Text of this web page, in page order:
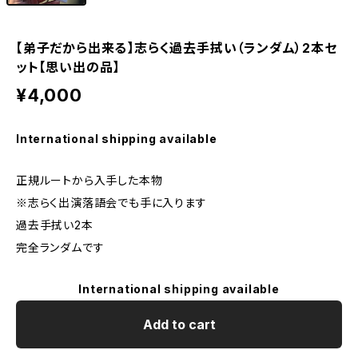
【弟子だから出来る】志らく過去手拭い（ランダム）2本セ
ット【思い出の品】
¥4,000
International shipping available
正規ルートから入手した本物
※志らく出演落語会でも手に入ります
過去手拭い2本
完全ランダムです
International shipping available
Add to cart